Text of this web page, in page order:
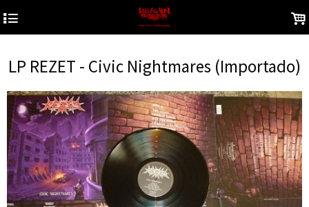
4 .
LP REZET - Civic Nightmares (Importado)